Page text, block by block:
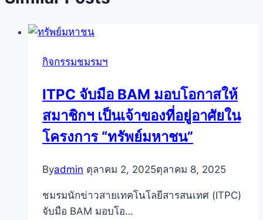
กิจกรรมชมรมฯ
ITPC จับมือ BAM มอบโอกาสให้
สมาชิกฯ เป็นเจ้าของที่อยู่อาศัยใน
โครงการ “ทรัพย์มหาชน”
Byadmin ตุลาคม 2, 2025ตุลาคม 8, 2025
ชมรมนักข่าวสายเทคโนโลยีสารสนเทศ (ITPC)
จับมือ BAM มอบโอ…